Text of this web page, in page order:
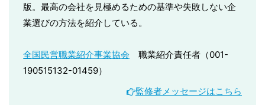
版。最高の会社を見極めるための基準や失敗しない企
業選びの方法を紹介している。
全国民営職業紹介事業協会 職業紹介責任者（001-
190515132-01459）
監修者メッセージはこちら